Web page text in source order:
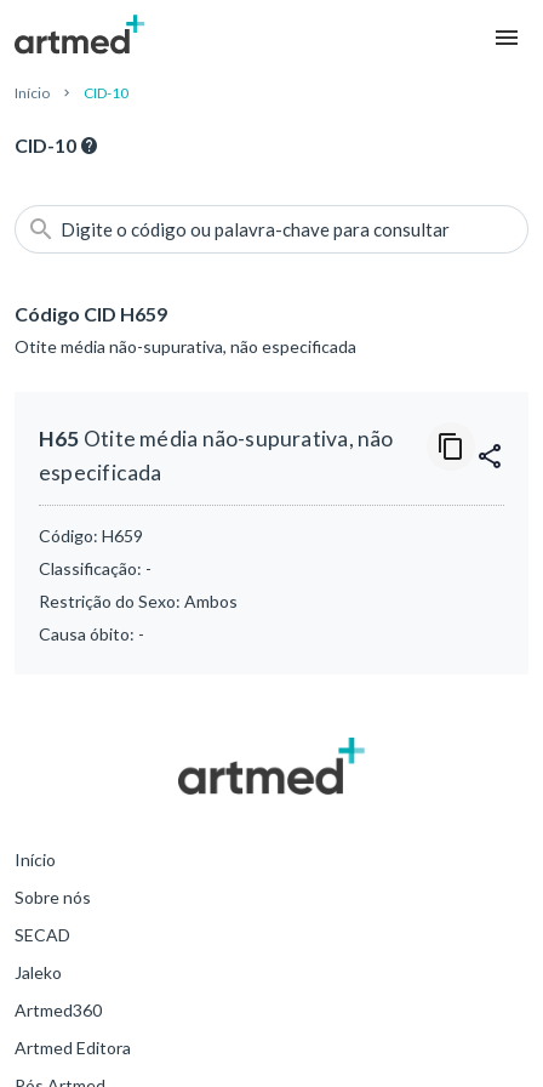
Início CID-10
CID-10
Digite o código ou palavra-chave para consultar
Código CID H659
Otite média não-supurativa, não especificada
H65 Otite média não-supurativa, não
especificada
Código: H659
Classificação: -
Restrição do Sexo: Ambos
Causa óbito: -
Início
Sobre nós
SECAD
Jaleko
Artmed360
Artmed Editora